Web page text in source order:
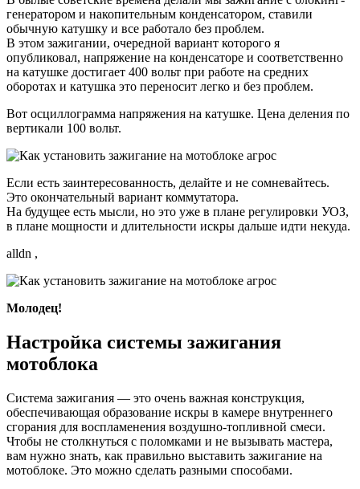
генератором и накопительным конденсатором, ставили
обычную катушку и все работало без проблем.
В этом зажигании, очередной вариант которого я
опубликовал, напряжение на конденсаторе и соответственно
на катушке достигает 400 вольт при работе на средних
оборотах и катушка это переносит легко и без проблем.
Вот осциллограмма напряжения на катушке. Цена деления по
вертикали 100 вольт.
Если есть заинтересованность, делайте и не сомневайтесь.
Это окончательный вариант коммутатора.
На будущее есть мысли, но это уже в плане регулировки УОЗ,
в плане мощности и длительности искры дальше идти некуда.
alldn ,
Молодец!
Настройка системы зажигания
мотоблока
Система зажигания — это очень важная конструкция,
обеспечивающая образование искры в камере внутреннего
сгорания для воспламенения воздушно-топливной смеси.
Чтобы не столкнуться с поломками и не вызывать мастера,
вам нужно знать, как правильно выставить зажигание на
мотоблоке. Это можно сделать разными способами.